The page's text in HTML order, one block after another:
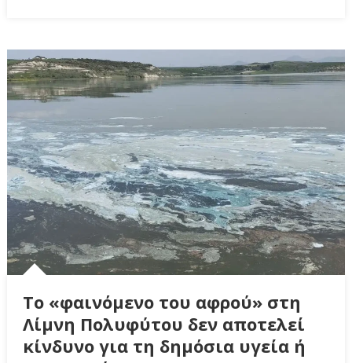
Το «φαινόμενο του αφρού» στη
Λίμνη Πολυφύτου δεν αποτελεί
κίνδυνο για τη δημόσια υγεία ή